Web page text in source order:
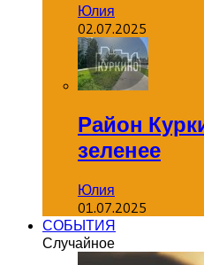
Юлия
02.07.2025
Район
зеленее
Юлия
01.07.2025
СОБЫТИЯ
Случайное